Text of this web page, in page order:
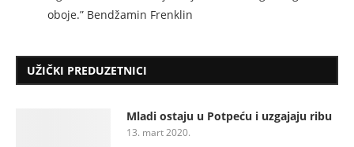
oboje.” Bendžamin Frenklin
UŽIČKI PREDUZETNICI
Mladi ostaju u Potpeću i uzgajaju ribu
13. mart 2020.